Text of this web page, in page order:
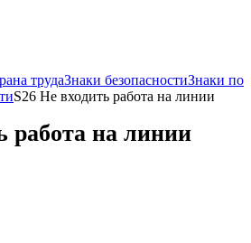
трудаЗнаки безопасностиЗнаки по
S26 Не входить работа на линии
работа на линии